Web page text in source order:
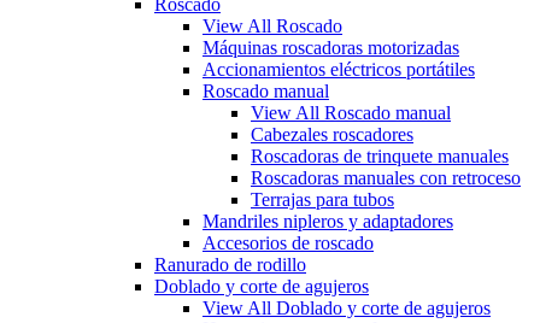
Roscado
View All Roscado
Máquinas roscadoras motorizadas
Accionamientos eléctricos portátiles
Roscado manual
View All Roscado manual
Cabezales roscadores
Roscadoras de trinquete manuales
Roscadoras manuales con retroceso
Terrajas para tubos
Mandriles nipleros y adaptadores
Accesorios de roscado
Ranurado de rodillo
Doblado y corte de agujeros
View All Doblado y corte de agujeros